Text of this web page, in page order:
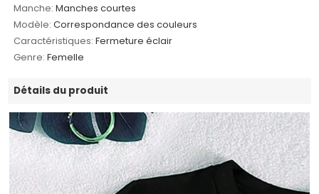
Manche: Manches courtes
Modèle: Correspondance des couleurs
Caractéristiques: Fermeture éclair
Genre: Femelle
Détails du produit